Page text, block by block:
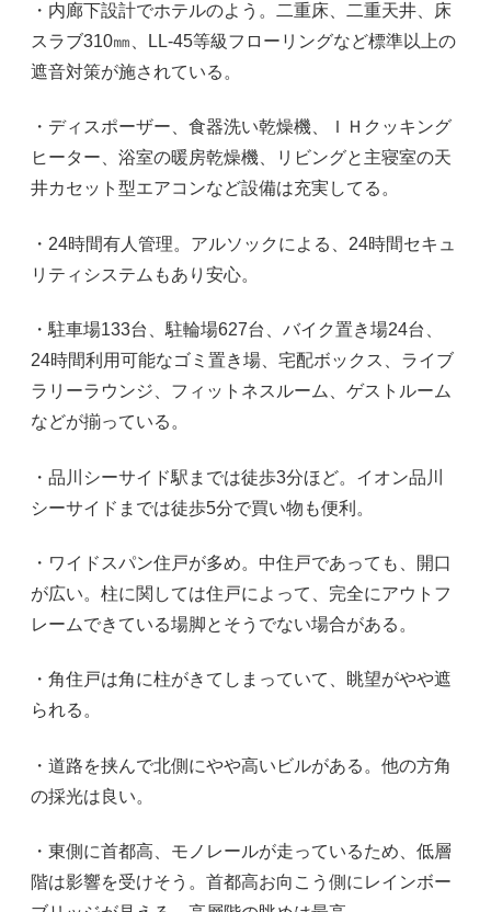
・内廊下設計でホテルのよう。二重床、二重天井、床
スラブ310㎜、LL-45等級フローリングなど標準以上の
遮音対策が施されている。
・ディスポーザー、食器洗い乾燥機、ＩＨクッキング
ヒーター、浴室の暖房乾燥機、リビングと主寝室の天
井カセット型エアコンなど設備は充実してる。
・24時間有人管理。アルソックによる、24時間セキュ
リティシステムもあり安心。
・駐車場133台、駐輪場627台、バイク置き場24台、
24時間利用可能なゴミ置き場、宅配ボックス、ライブ
ラリーラウンジ、フィットネスルーム、ゲストルーム
などが揃っている。
・品川シーサイド駅までは徒歩3分ほど。イオン品川
シーサイドまでは徒歩5分で買い物も便利。
・ワイドスパン住戸が多め。中住戸であっても、開口
が広い。柱に関しては住戸によって、完全にアウトフ
レームできている場脚とそうでない場合がある。
・角住戸は角に柱がきてしまっていて、眺望がやや遮
られる。
・道路を挟んで北側にやや高いビルがある。他の方角
の採光は良い。
・東側に首都高、モノレールが走っているため、低層
階は影響を受けそう。首都高お向こう側にレインボー